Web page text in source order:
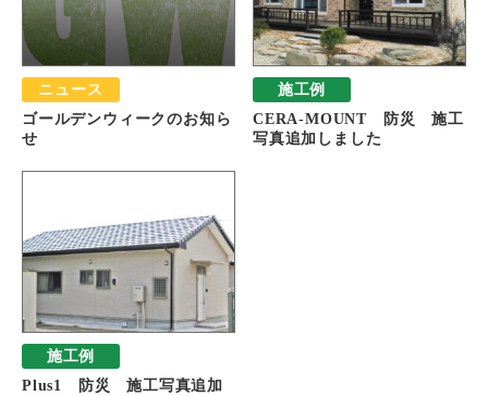
ニュース
ゴールデンウィークのお知ら
せ
施工例
CERA-MOUNT 防災 施工
写真追加しました
施工例
Plus1 防災 施工写真追加